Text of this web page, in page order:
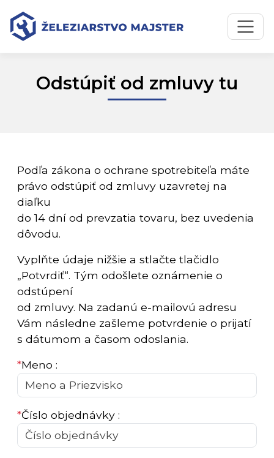
Odstúpiť od zmluvy tu
Podľa zákona o ochrane spotrebiteľa máte
právo odstúpiť od zmluvy uzavretej na
diaľku
do 14 dní od prevzatia tovaru, bez uvedenia
dôvodu.
Vyplňte údaje nižšie a stlačte tlačidlo
„Potvrdiť“. Tým odošlete oznámenie o
odstúpení
od zmluvy. Na zadanú e-mailovú adresu
Vám následne zašleme potvrdenie o prijatí
s dátumom a časom odoslania.
*Meno :
*Číslo objednávky :